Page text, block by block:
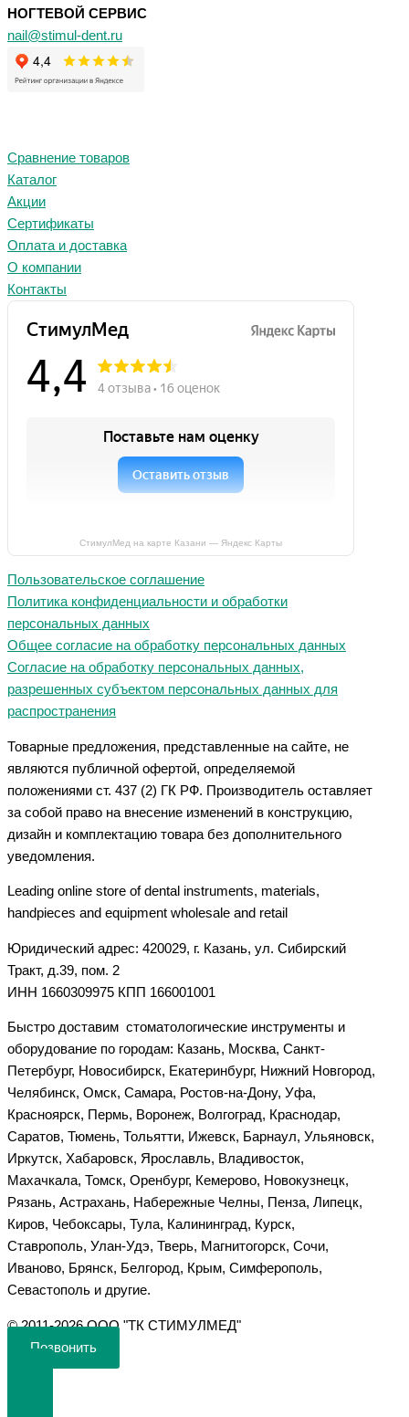
НОГТЕВОЙ СЕРВИС
nail@stimul-dent.ru
Сравнение товаров
Каталог
Акции
Сертификаты
Оплата и доставка
О компании
Контакты
СтимулМед на карте Казани — Яндекс Карты
Пользовательское соглашение
Политика конфиденциальности и обработки
персональных данных
Общее согласие на обработку персональных данных
Согласие на обработку персональных данных,
разрешенных субъектом персональных данных для
распространения
Товарные предложения, представленные на сайте, не
являются публичной офертой, определяемой
положениями ст. 437 (2) ГК РФ. Производитель оставляет
за собой право на внесение изменений в конструкцию,
дизайн и комплектацию товара без дополнительного
уведомления.
Leading online store of dental instruments, materials,
handpieces and equipment wholesale and retail
Юридический адрес: 420029, г. Казань, ул. Сибирский
Тракт, д.39, пом. 2
ИНН 1660309975 КПП 166001001
Быстро доставим стоматологические инструменты и
оборудование по городам: Казань, Москва, Санкт-
Петербург, Новосибирск, Екатеринбург, Нижний Новгород,
Челябинск, Омск, Самара, Ростов-на-Дону, Уфа,
Красноярск, Пермь, Воронеж, Волгоград, Краснодар,
Саратов, Тюмень, Тольятти, Ижевск, Барнаул, Ульяновск,
Иркутск, Хабаровск, Ярославль, Владивосток,
Махачкала, Томск, Оренбург, Кемерово, Новокузнецк,
Рязань, Астрахань, Набережные Челны, Пенза, Липецк,
Киров, Чебоксары, Тула, Калининград, Курск,
Ставрополь, Улан-Удэ, Тверь, Магнитогорск, Сочи,
Иваново, Брянск, Белгород, Крым, Симферополь,
Севастополь и другие.
©️ 2011-2026 ООО "ТК СТИМУЛМЕД"
Позвонить